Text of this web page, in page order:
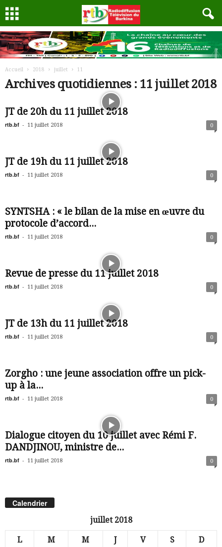
Accueil 2018 juillet 11
Archives quotidiennes : 11 juillet 2018
JT de 20h du 11 juillet 2018
rtb.bf - 11 juillet 2018 0
JT de 19h du 11 juillet 2018
rtb.bf - 11 juillet 2018 0
SYNTSHA : « le bilan de la mise en œuvre du
protocole d’accord...
rtb.bf - 11 juillet 2018 0
Revue de presse du 11 juillet 2018
rtb.bf - 11 juillet 2018 0
JT de 13h du 11 juillet 2018
rtb.bf - 11 juillet 2018 0
Zorgho : une jeune association offre un pick-
up à la...
rtb.bf - 11 juillet 2018 0
Dialogue citoyen du 10 juillet avec Rémi F.
DANDJINOU, ministre de...
rtb.bf - 11 juillet 2018 0
Calendrier
juillet 2018
L M M J V S D